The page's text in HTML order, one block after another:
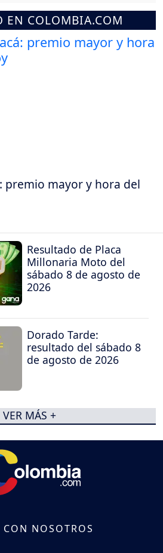
EN COLOMBIA.COM
premio mayor y hora del
Resultado de Placa
Millonaria Moto del
sábado 8 de agosto de
2026
Dorado Tarde:
resultado del sábado 8
de agosto de 2026
VER MÁS +
CON NOSOTROS